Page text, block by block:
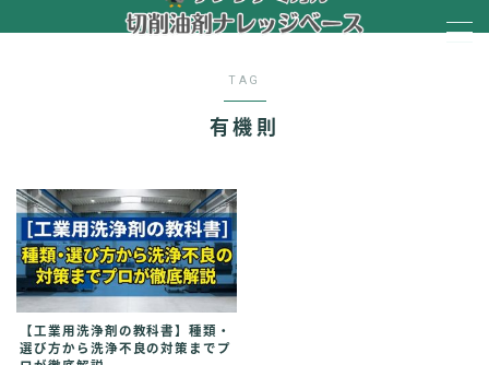
会社概要
HOME
会社概要
TAG
有機則
【工業用洗浄剤の教科書】種類・
選び方から洗浄不良の対策までプ